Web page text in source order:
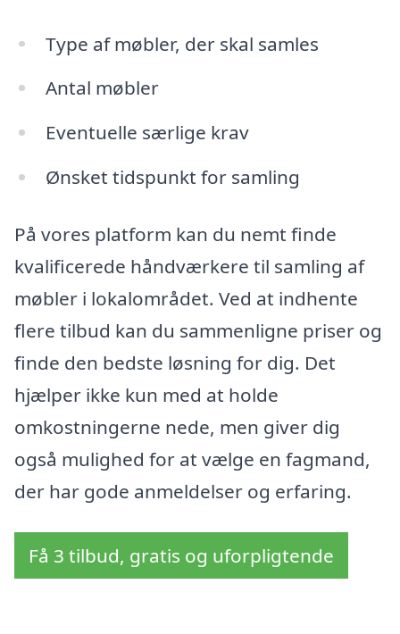
Type af møbler, der skal samles
Antal møbler
Eventuelle særlige krav
Ønsket tidspunkt for samling
På vores platform kan du nemt finde
kvalificerede håndværkere til samling af
møbler i lokalområdet. Ved at indhente
flere tilbud kan du sammenligne priser og
finde den bedste løsning for dig. Det
hjælper ikke kun med at holde
omkostningerne nede, men giver dig
også mulighed for at vælge en fagmand,
der har gode anmeldelser og erfaring.
Få 3 tilbud, gratis og uforpligtende